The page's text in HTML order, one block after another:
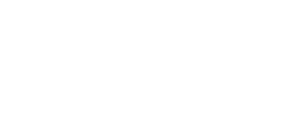
entonces se dedicó a leer
Escrituras, en las que
“un conjunto de
sino la Verdad